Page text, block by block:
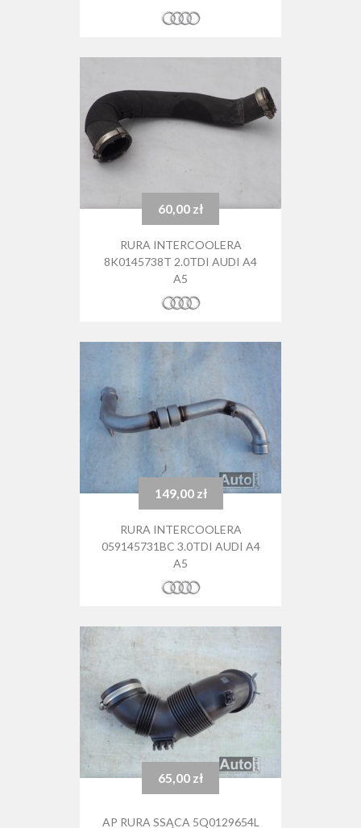
Cena60,00 zł
RURA INTERCOOLERA
8K0145738T 2.0TDI AUDI A4
A5
Cena149,00 zł
RURA INTERCOOLERA
059145731BC 3.0TDI AUDI A4
A5
Cena65,00 zł
AP RURA SSĄCA 5Q0129654L